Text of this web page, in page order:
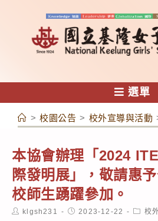
容
選單
> 校園公告 > 校外宣導與活動
本協會辦理「2024
際發明展」，敬請惠
校師生踴躍參加。
Postklgsh231
Post2023-12-22
Post
校